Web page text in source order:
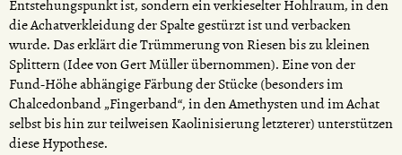
Entstehungspunkt ist, sondern ein verkieselter Hohlraum, in den
die Achatverkleidung der Spalte gestürzt ist und verbacken
wurde. Das erklärt die Trümmerung von Riesen bis zu kleinen
Splittern (Idee von Gert Müller übernommen). Eine von der
Fund-Höhe abhängige Färbung der Stücke (besonders im
Chalcedonband „Fingerband“, in den Amethysten und im Achat
selbst bis hin zur teilweisen Kaolinisierung letzterer) unterstützen
diese Hypothese.